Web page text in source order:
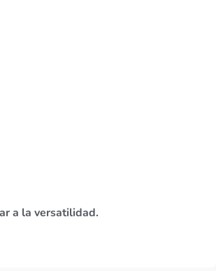
a la versatilidad.